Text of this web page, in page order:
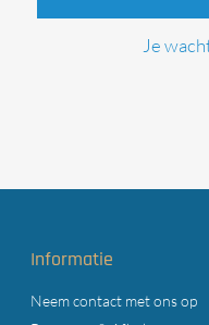
Je
Informatie
Neem contact met ons op